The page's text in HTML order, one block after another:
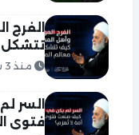
تتشكل
منذ 3 ساعة
السر
فتوى